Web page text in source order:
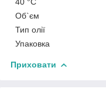
Об`єм
Тип олії
Упаковка
Приховати